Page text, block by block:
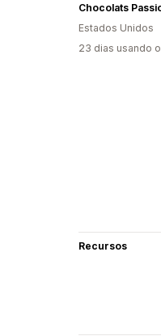
Chocolats
Estados Unidos
23 dias usando
Recursos